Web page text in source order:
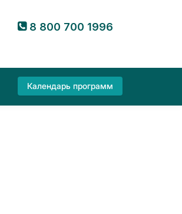
8 800 700 1996
Календарь программ